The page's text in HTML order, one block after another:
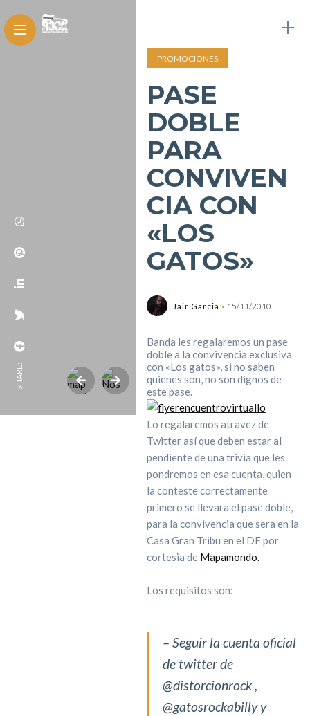
SHARE:
PROMOCIONES
PASE
DOBLE
PARA
CONVIVEN
CIA CON
«LOS
GATOS»
Jair Garcia 15/11/2010
Banda les regalaremos un pase
doble a la convivencia exclusiva
con «Los gatos», si no saben
quienes son, no son dignos de
este pase.
Lo regalaremos atravez de
Twitter así que deben estar al
pendiente de una trivia que les
pondremos en esa cuenta, quien
la conteste correctamente
primero se llevara el pase doble,
para la convivencia que sera en la
Casa Gran Tribu en el DF por
cortesia de Mapamondo.
Los requisitos son:
– Seguir la cuenta oficial
de twitter de
@distorcionrock ,
@gatosrockabilly y